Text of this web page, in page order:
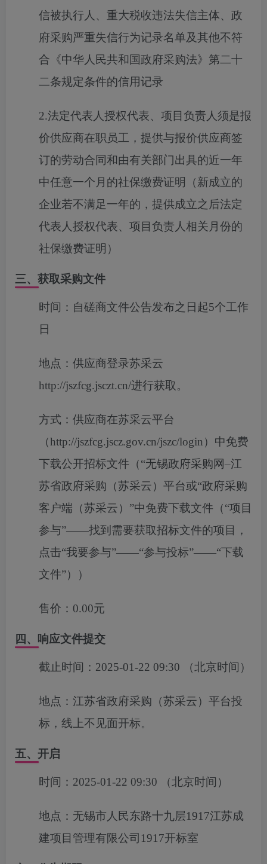
信被执行人、重大税收违法失信主体、政
府采购严重失信行为记录名单及其他不符
合《中华人民共和国政府采购法》第二十
二条规定条件的信用记录
2.法定代表人授权代表、项目负责人须是报
价供应商在职员工，提供与报价供应商签
订的劳动合同和由有关部门出具的近一年
中任意一个月的社保缴费证明（新成立的
企业若不满足一年的，提供成立之后法定
代表人授权代表、项目负责人相关月份的
社保缴费证明）
三、获取采购文件
时间： 自磋商文件公告发布之日起5个工作
日
地点： 供应商登录苏采云
http://jszfcg.jsczt.cn/进行获取。
方式： 供应商在苏采云平台
（http://jszfcg.jscz.gov.cn/jszc/login）中免费
下载公开招标文件（“无锡政府采购网–江
苏省政府采购（苏采云）平台或“政府采购
客户端（苏采云）”中免费下载文件（“项目
参与”——找到需要获取招标文件的项目，
点击“我要参与”——“参与投标”——“下载
文件”））
售价： 0.00元
四、响应文件提交
截止时间： 2025-01-22 09:30 （北京时间）
地点： 江苏省政府采购（苏采云）平台投
标，线上不见面开标。
五、开启
时间： 2025-01-22 09:30 （北京时间）
地点： 无锡市人民东路十九层1917江苏成
建项目管理有限公司1917开标室